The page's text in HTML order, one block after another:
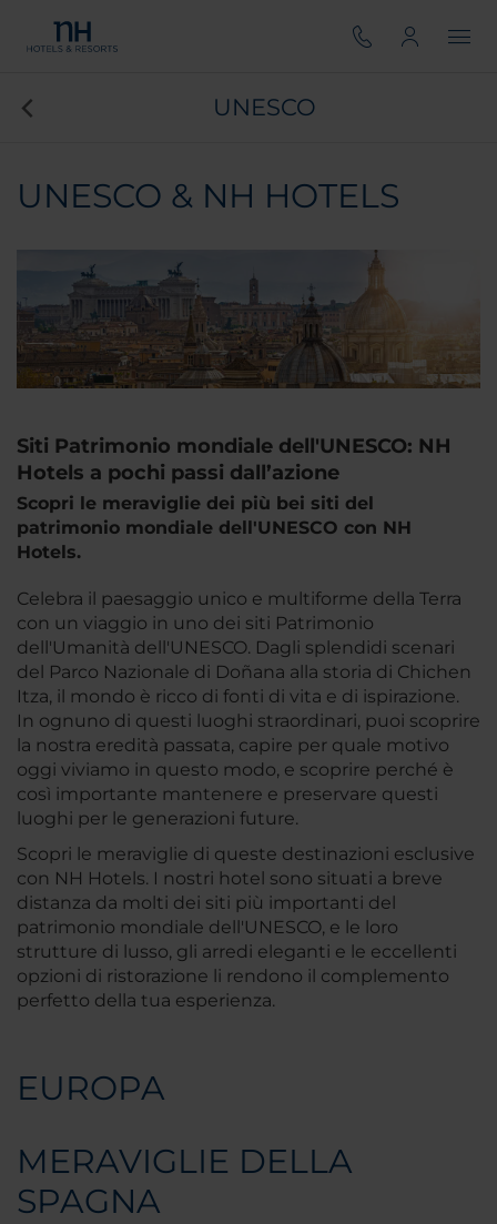
UNESCO
UNESCO & NH HOTELS
Siti Patrimonio mondiale dell'UNESCO: NH
Hotels a pochi passi dall’azione
Scopri le meraviglie dei più bei siti del
patrimonio mondiale dell'UNESCO con NH
Hotels.
Celebra il paesaggio unico e multiforme della Terra
con un viaggio in uno dei siti Patrimonio
dell'Umanità dell'UNESCO. Dagli splendidi scenari
del Parco Nazionale di Doñana alla storia di Chichen
Itza, il mondo è ricco di fonti di vita e di ispirazione.
In ognuno di questi luoghi straordinari, puoi scoprire
la nostra eredità passata, capire per quale motivo
oggi viviamo in questo modo, e scoprire perché è
così importante mantenere e preservare questi
luoghi per le generazioni future.
Scopri le meraviglie di queste destinazioni esclusive
con NH Hotels. I nostri hotel sono situati a breve
distanza da molti dei siti più importanti del
patrimonio mondiale dell'UNESCO, e le loro
strutture di lusso, gli arredi eleganti e le eccellenti
opzioni di ristorazione li rendono il complemento
perfetto della tua esperienza.
EUROPA
MERAVIGLIE DELLA
SPAGNA